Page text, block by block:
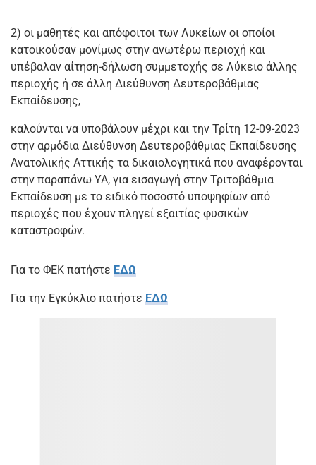
2) οι μαθητές και απόφοιτοι των Λυκείων οι οποίοι
κατοικούσαν μονίμως στην ανωτέρω περιοχή και
υπέβαλαν αίτηση-δήλωση συμμετοχής σε Λύκειο άλλης
περιοχής ή σε άλλη Διεύθυνση Δευτεροβάθμιας
Εκπαίδευσης,
καλούνται να υποβάλουν μέχρι και την Τρίτη 12-09-2023
στην αρμόδια Διεύθυνση Δευτεροβάθμιας Εκπαίδευσης
Ανατολικής Αττικής τα δικαιολογητικά που αναφέρονται
στην παραπάνω ΥΑ, για εισαγωγή στην Τριτοβάθμια
Εκπαίδευση με το ειδικό ποσοστό υποψηφίων από
περιοχές που έχουν πληγεί εξαιτίας φυσικών
καταστροφών.
Για το ΦΕΚ πατήστε ΕΔΩ
Για την Εγκύκλιο πατήστε ΕΔΩ